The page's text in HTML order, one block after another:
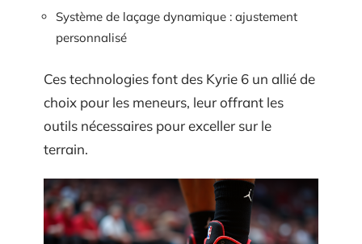
Système de laçage dynamique : ajustement
personnalisé
Ces technologies font des Kyrie 6 un allié de
choix pour les meneurs, leur offrant les
outils nécessaires pour exceller sur le
terrain.